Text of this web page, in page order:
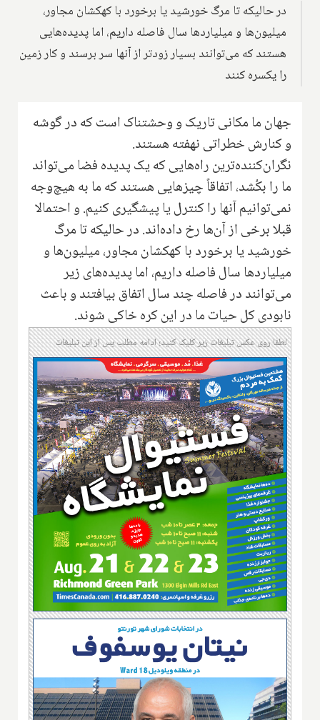
در حالیکه تا مرگ خورشید یا برخورد با کهکشان مجاور،
میلیون‌ها و میلیاردها سال فاصله داریم، اما پدیده‌هایی
هستند که می‌توانند بسیار زودتر از آنها سر برسند و کار زمین
را یکسره کنند
جهان ما مکانی تاریک و وحشتناک است که در گوشه
و کنارش خطراتی نهفته هستند.
نگران‌کننده‌ترین راه‌هایی که یک پدیده فضا می‌تواند
ما را بکُشد، اتفاقاً چیزهایی هستند که ما به هیچ‌وجه
نمی‌توانیم آنها را کنترل یا پیشگیری کنیم. و احتمالا
قبلا برخی از آن‌ها رخ داده‌اند. در حالیکه تا مرگ
خورشید یا برخورد با کهکشان مجاور، میلیون‌ها و
میلیاردها سال فاصله داریم، اما پدیده‌های زیر
می‌توانند در فاصله چند سال اتفاق بیافتند و باعث
نابودی کل حیات ما در این کره خاکی شوند.
لطفا روی عکس تبلیغات زیر کلیک کنید؛ ادامه مطلب پس از این تبلیغات